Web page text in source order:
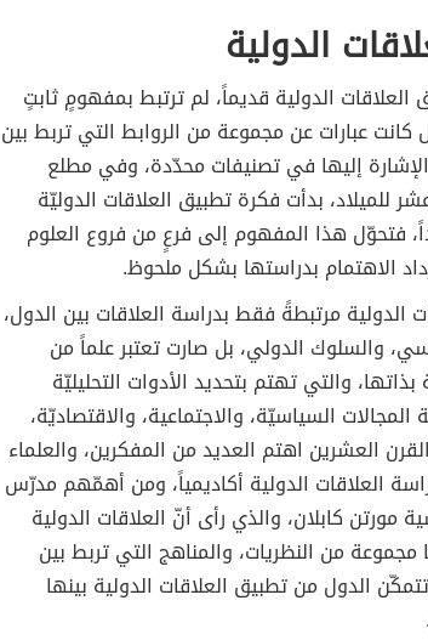
الدولية
الدولية قديماً، لم ترتبط بمفهومٍ ثابتٍ
عبارات عن مجموعة من الروابط التي تربط بين
إليها في تصنيفات محدّدة، وفي مطلع
للميلاد، بدأت فكرة تطبيق العلاقات الدوليّة
فتحوّل هذا المفهوم إلى فرعٍ من فروع العلوم
الاهتمام بدراستها بشكل ملحوظ.
الدولية مرتبطةً فقط بدراسة العلاقات بين الدول،
والسلوك الدولي، بل صارت تعتبر علماً من
بذاتها، والتي تهتم بتحديد الأدوات التحليليّة
المجالات السياسيّة، والاجتماعية، والاقتصاديّة،
العشرين اهتم العديد من المفكرين، والعلماء
العلاقات الدولية أكاديمياً، ومن أهمّهم مدرّس
مورتن كابلان، والذي رأى أنّ العلاقات الدولية
مجموعة من النظريات، والمناهج التي تربط بين
الدول من تطبيق العلاقات الدولية بينها